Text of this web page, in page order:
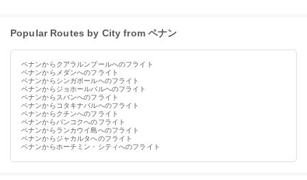
Popular Routes by City from ペナン
ペナンからクアラルンプールへのフライト
ペナンからメダンへのフライト
ペナンからシンガポールへのフライト
ペナンからジョホールバルへのフライト
ペナンからスバンへのフライト
ペナンからコタキナバルへのフライト
ペナンからクチンへのフライト
ペナンからバンコクへのフライト
ペナンからランカウイ島へのフライト
ペナンからジャカルタへのフライト
ペナンからホーチミン・シティへのフライト